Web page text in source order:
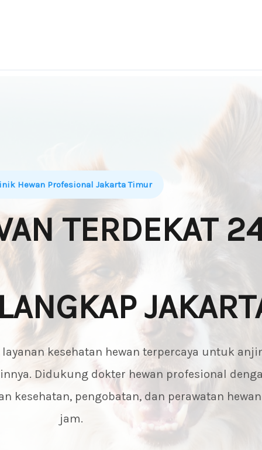
Hewan Profesional Jakarta Timur
TERDEKAT
kesehatan hewan terpercaya untuk
Didukung dokter hewan profesional
kesehatan, pengobatan, dan perawatan
jam.